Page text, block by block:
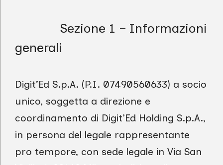
Sezione 1 – Informazioni
generali
Digit’Ed S.p.A. (P.I. 07490560633) a socio
unico, soggetta a direzione e
coordinamento di Digit’Ed Holding S.p.A.,
in persona del legale rappresentante
pro tempore, con sede legale in Via San